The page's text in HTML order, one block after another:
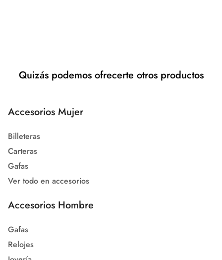
Quizás podemos ofrecerte otros productos
Accesorios Mujer
Billeteras
Carteras
Gafas
Ver todo en accesorios
Accesorios Hombre
Gafas
Relojes